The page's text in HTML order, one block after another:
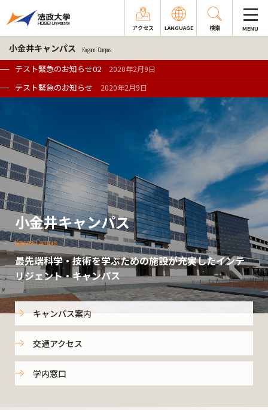
アクセス LANGUAGE 検索 MENU
小金井キャンパス Koganei Campus
テスト緊急のお知らせ02 2020年2月9日
テスト緊急のお知らせ 2020年2月9日
小金井キャンパス
Koganei Campus
最先端科学・技術を学ぶための施設が充実したインテ
リジェント・キャンパス
キャンパス案内
交通アクセス
学内窓口